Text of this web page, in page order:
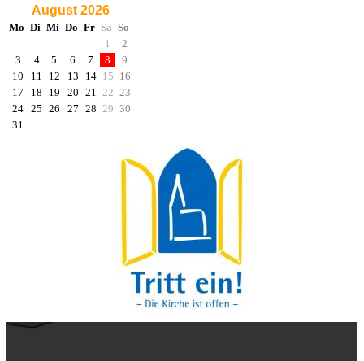
August 2026
Mo Di Mi Do Fr Sa So
1
2
3
4 5 6 7 8
9
10
11 12 13 14 15 16
17
18 19 20 21 22 23
24 25 26 27 28 29 30
31